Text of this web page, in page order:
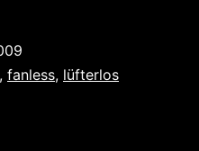
, fanless, lüfterlos